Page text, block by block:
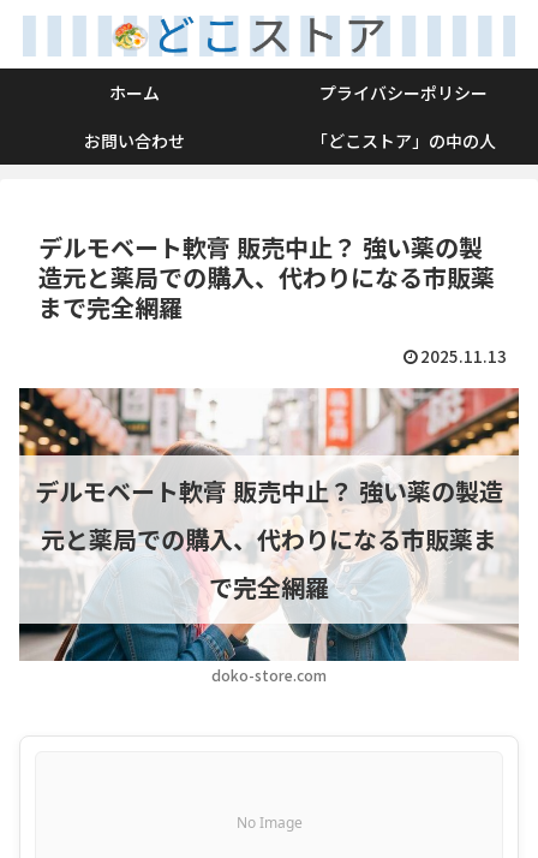
ホーム
プライバシーポリシー
お問い合わせ
「どこストア」の中の人
デルモベート軟膏 販売中止？ 強い薬の製
造元と薬局での購入、代わりになる市販薬
まで完全網羅
2025.11.13
doko-store.com
デルモベート軟膏 販売中止？ 強い薬の製造
元と薬局での購入、代わりになる市販薬ま
で完全網羅
No Image